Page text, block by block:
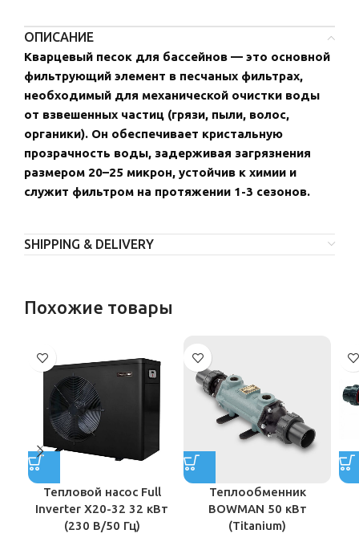
ОПИСАНИЕ
Кварцевый песок для бассейнов — это основной
фильтрующий элемент в песчаных фильтрах,
необходимый для механической очистки воды
от взвешенных частиц (грязи, пыли, волос,
органики). Он обеспечивает кристальную
прозрачность воды, задерживая загрязнения
размером 20–25 микрон, устойчив к химии и
служит фильтром на протяжении 1-3 сезонов.
SHIPPING & DELIVERY
Похожие товары
Тепловой насос Full
Inverter X20-32 32 кВт
(230 В/50 Гц)
Теплообменник
BOWMAN 50 кВт
(Titanium)